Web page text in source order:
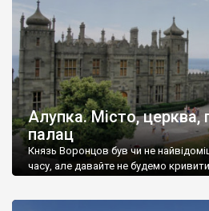
Алупка. Місто, церква,
палац
Князь Воронцов був чи не
часу, але давайте не будемо